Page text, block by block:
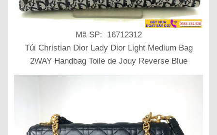
Mã SP: 16712312
Túi Christian Dior Lady Dior Light Medium Bag
2WAY Handbag Toile de Jouy Reverse Blue